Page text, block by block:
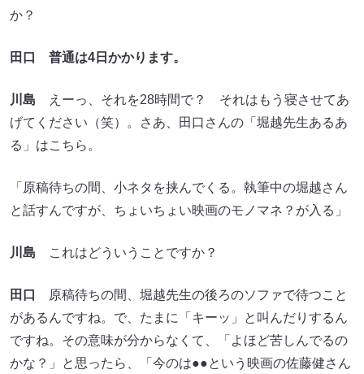
か？
田口 普通は4日かかります。
川島 えーっ、それを28時間で？ それはもう寝させてあ
げてください（笑）。さあ、田口さんの「堀越先生あるあ
る」はこちら。
「原稿待ちの間、小ネタを挟んでくる。執筆中の堀越さん
と話すんですが、ちょいちょい映画のモノマネ？が入る」
川島 これはどういうことですか？
田口
原稿待ちの間、堀越先生の後ろのソファで待つこと
があるんですね。で、たまに「キーッ」と叫んだりするん
ですね。その意味が分からなくて、「よほど苦しんでるの
かな？」と思ったら、「今のは●●という映画の佐藤健さん